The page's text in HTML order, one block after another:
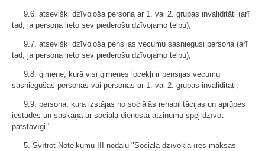
9.6. atsevišķi dzīvojoša persona ar 1. vai 2. grupas invaliditāti (arī
tad, ja persona lieto sev piederošu dzīvojamo telpu);
9.7. atsevišķi dzīvojoša pensijas vecumu sasniegusi persona (arī
tad, ja persona lieto sev piederošu dzīvojamo telpu);
9.8. ģimene, kurā visi ģimenes locekļi ir pensijas vecumu
sasniegušas personas vai personas ar 1. vai 2. grupas invaliditāti;
9.9. persona, kura izstājas no sociālās rehabilitācijas un aprūpes
iestādes un saskaņā ar sociālā dienesta atzinumu spēj dzīvot
patstāvīgi."
5. Svītrot Noteikumu III nodaļu "Sociālā dzīvokļa īres maksas